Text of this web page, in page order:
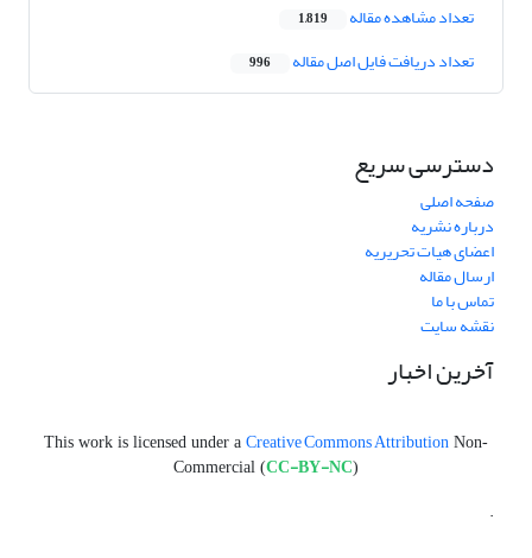
تعداد مشاهده مقاله 1,819
تعداد دریافت فایل اصل مقاله 996
دسترسی سریع
صفحه اصلی
درباره نشریه
اعضای هیات تحریریه
ارسال مقاله
تماس با ما
نقشه سایت
آخرین اخبار
This work is licensed under a Creative Commons Attribution Non-
Commercial (CC-BY-NC)
.